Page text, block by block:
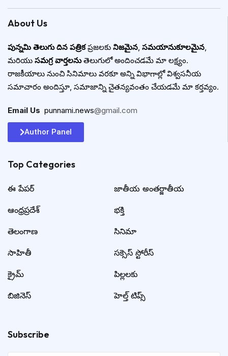
About Us
పున్నమి తెలుగు దిన పత్రికప్రజలకు నిజమైన, సమయానుకూలమైన,
మరియు సమగ్ర వార్తలనుతెలుగులో అందించడమే మా లక్ష్యం.
రాజకీయాలు నుంచి సినిమాలు వరకూ అన్ని విభాగాల్లో విశ్వసనీయ
సమాచారం అందిస్తూ, సమాజాన్ని చైతన్యవంతం చేయడమే మా కర్తవ్యం.
Email Us punnami.news@gmail.com
Author Panel
Top Categories​
ఈ పేపర్
ఆంధ్రప్రదేశ్
తెలంగాణ
సాహితీ
క్రైమ్
బిజినెస్
జాతీయ అంతర్జాతీయ
భక్తి
సినిమా
సక్సెస్ స్టోరీస్
పిల్లలకు
హెల్త్ టిప్స్
Subscribe